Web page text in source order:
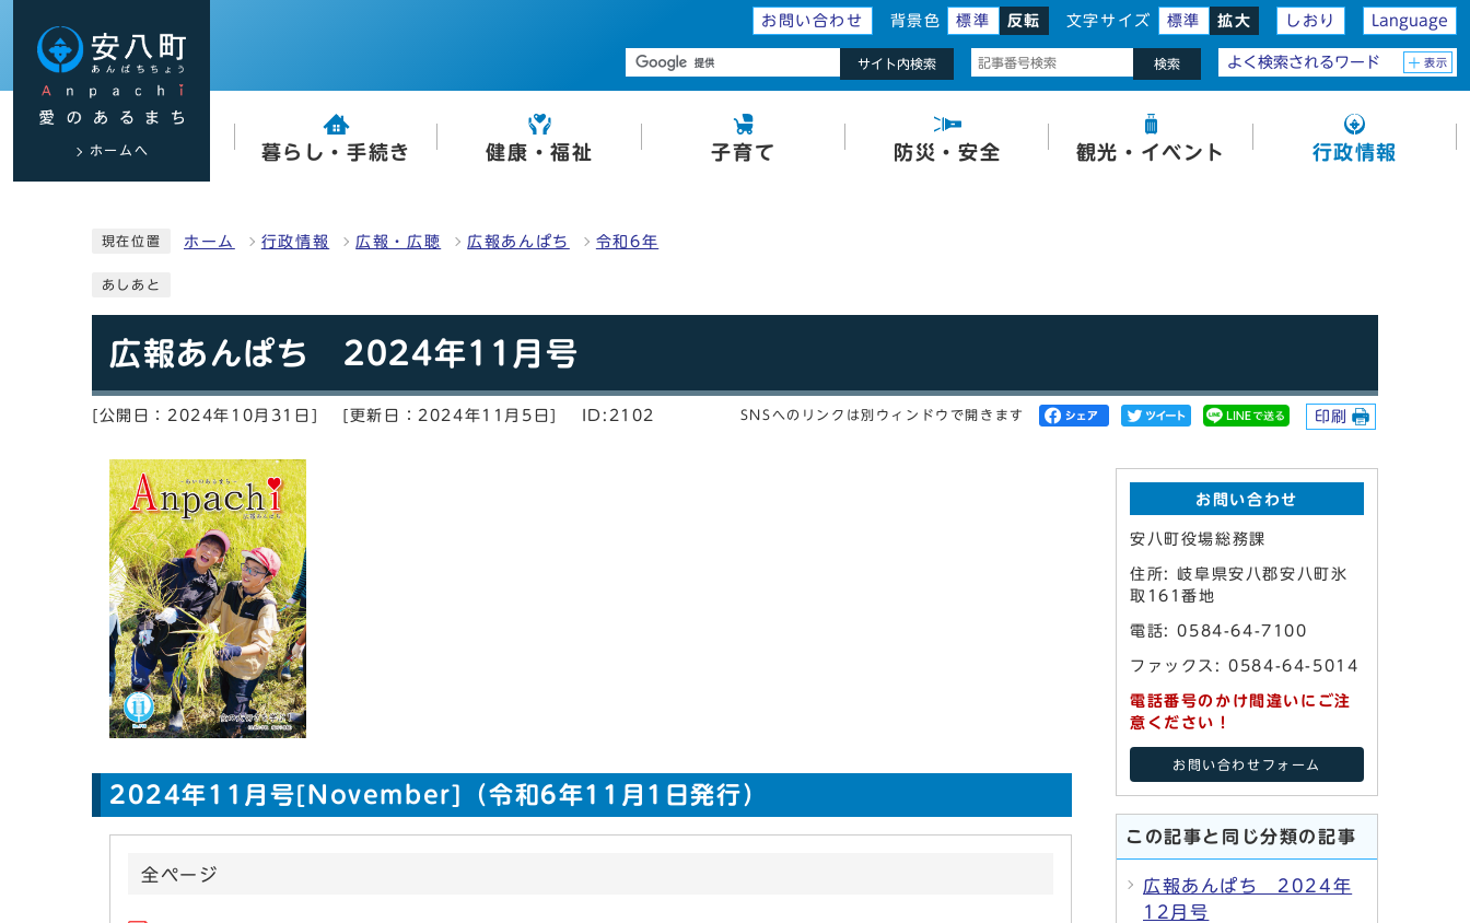
お問い合わせ 背景色 標準 反転 文字サイズ 標準 拡大 しおり Language
ホームへ
サイト内検索 検索 よく検索されるワード 表示
暮らし・手続き 健康・福祉 子育て 防災・安全 観光・イベント 行政情報
現在位置 ホーム 行政情報 広報・広聴 広報あんぱち 令和6年
あしあと
広報あんぱち 2024年11月号
[公開日：2024年10月31日] [更新日：2024年11月5日] ID:2102 SNSへのリンクは別ウィンドウで開きます 印刷
2024年11月号[November]（令和6年11月1日発行）
全ページ
お問い合わせ
安八町役場総務課
住所: 岐阜県安八郡安八町氷
取161番地
電話: 0584-64-7100
ファックス: 0584-64-5014
電話番号のかけ間違いにご注
意ください！
お問い合わせフォーム
この記事と同じ分類の記事
広報あんぱち 2024年
12月号